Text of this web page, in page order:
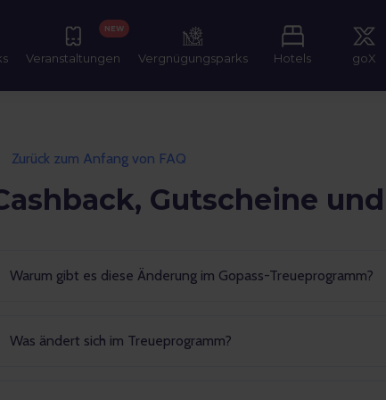
Veranstaltungen
NEW
Vergnügungsparks Hotels goX
Zurück zum Anfang von FAQ
Gutscheine
Warum gibt es diese Änderung im Gopass-Treueprogramm?
Was ändert sich im Treueprogramm?